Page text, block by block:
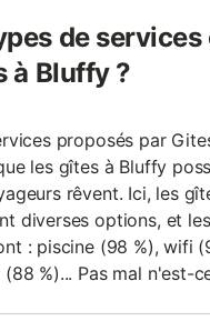
de
à Bluffy ?
proposés par
les gîtes à Bluffy
rêvent. Ici, les
diverses options, et
: piscine (98 %), wifi
%)... Pas mal n'est-